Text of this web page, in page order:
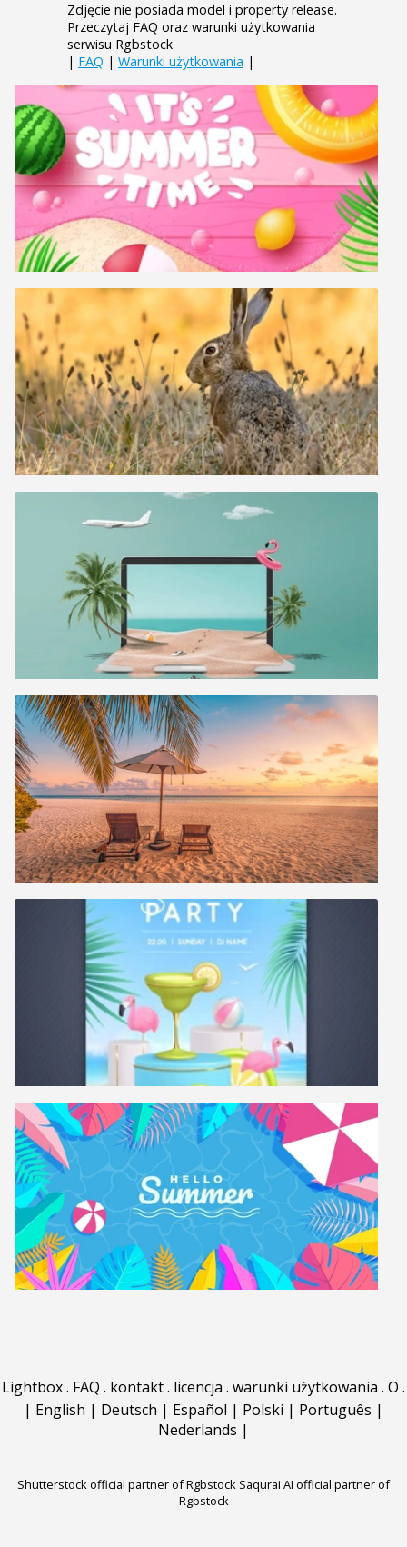
Zdjęcie nie posiada model i property release.
Przeczytaj FAQ oraz warunki użytkowania
serwisu Rgbstock
| FAQ | Warunki użytkowania |
Lightbox. FAQ . kontakt. licencja . warunki użytkowania . O .
| English | Deutsch | Español | Polski | Português |
Nederlands |
Shutterstock official partner of Rgbstock Saqurai AI official partner of
Rgbstock